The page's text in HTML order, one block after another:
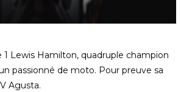
Lewis Hamilton, quadruple champion
passionné de moto. Pour preuve sa
Agusta.